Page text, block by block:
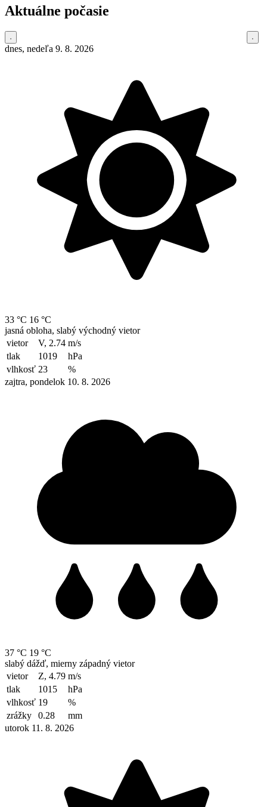
Aktuálne počasie
dnes, nedeľa 9. 8. 2026
33 °C 16 °C
jasná obloha, slabý východný vietor
vietor
V, 2.74 m/s
tlak
1019
hPa
vlhkosť 23
%
zajtra, pondelok 10. 8. 2026
37 °C 19 °C
slabý dážď, mierny západný vietor
vietor
Z, 4.79 m/s
tlak
1015
hPa
vlhkosť 19
%
zrážky
0.28
mm
utorok 11. 8. 2026